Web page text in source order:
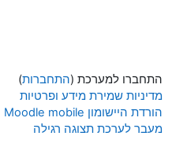
התחברו למערכת (התחברות)
מדיניות שמירת מידע ופרטיות
הורדת היישומון Moodle mobile
מעבר לערכת תצוגה רגילה